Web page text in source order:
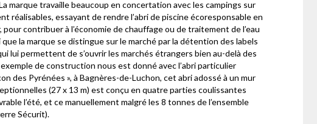
marque travaille beaucoup en concertation avec les campings sur
réalisables, essayant de rendre l’abri de piscine écoresponsable en
contribuer à l’économie de chauffage ou de traitement de l’eau
la marque se distingue sur le marché par la détention des labels
lui permettent de s’ouvrir les marchés étrangers bien au-delà des
de construction nous est donné avec l’abri particulier
des Pyrénées », à Bagnères-de-Luchon, cet abri adossé à un mur
(27 x 13 m) est conçu en quatre parties coulissantes
l’été, et ce manuellement malgré les 8 tonnes de l’ensemble
Sécurit).